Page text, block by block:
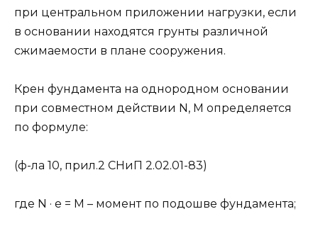
при центральном приложении нагрузки, если
в основании находятся грунты различной
сжимаемости в плане сооружения.
Крен фундамента на однородном основании
при совместном действии N, M определяется
по формуле:
(ф-ла 10, прил.2 СНиП 2.02.01-83)
где N · e = M – момент по подошве фундамента;